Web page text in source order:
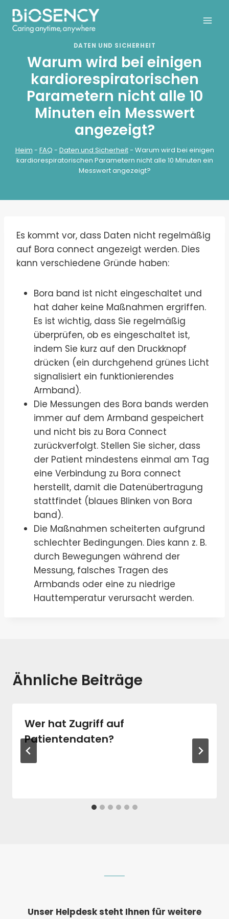
Zum
Inhalt
springen
DATEN UND SICHERHEIT
Warum wird bei einigen
kardiorespiratorischen
Parametern nicht alle 10
Minuten ein Messwert
angezeigt?
Heim - FAQ - Daten und Sicherheit- Warum wird bei einigen
kardiorespiratorischen Parametern nicht alle 10 Minuten ein
Messwert angezeigt?
Es kommt vor, dass Daten nicht regelmäßig
auf Bora connect angezeigt werden. Dies
kann verschiedene Gründe haben:
Bora band ist nicht eingeschaltet und
hat daher keine Maßnahmen ergriffen.
Es ist wichtig, dass Sie regelmäßig
überprüfen, ob es eingeschaltet ist,
indem Sie kurz auf den Druckknopf
drücken (ein durchgehend grünes Licht
signalisiert ein funktionierendes
Armband).
Die Messungen des Bora bands werden
immer auf dem Armband gespeichert
und nicht bis zu Bora Connect
zurückverfolgt. Stellen Sie sicher, dass
der Patient mindestens einmal am Tag
eine Verbindung zu Bora connect
herstellt, damit die Datenübertragung
stattfindet (blaues Blinken von Bora
band).
Die Maßnahmen scheiterten aufgrund
schlechter Bedingungen. Dies kann z. B.
durch Bewegungen während der
Messung, falsches Tragen des
Armbands oder eine zu niedrige
Hauttemperatur verursacht werden.
Ähnliche Beiträge
Wer hat Zugriff auf
Patientendaten?
Unser Helpdesk steht Ihnen für weitere